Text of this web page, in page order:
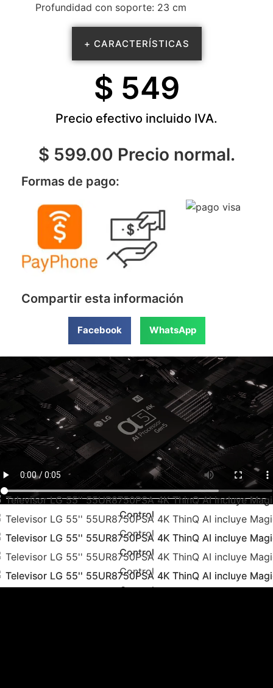
Profundidad con soporte: 23 cm
+ CARACTERÍSTICAS
Precio efectivo incluido IVA.
$ 549
$ 599.00 Precio normal.
Formas de pago:
Compartir esta información
Facebook WhatsApp